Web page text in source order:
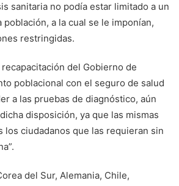
sanitaria no podía estar limitado a un
a la cual se le imponían,
restringidas.
del Gobierno de
poblacional con el seguro de salud
a las pruebas de diagnóstico, aún
disposición, ya que las mismas
los ciudadanos que las requieran sin
del Sur, Alemania, Chile,